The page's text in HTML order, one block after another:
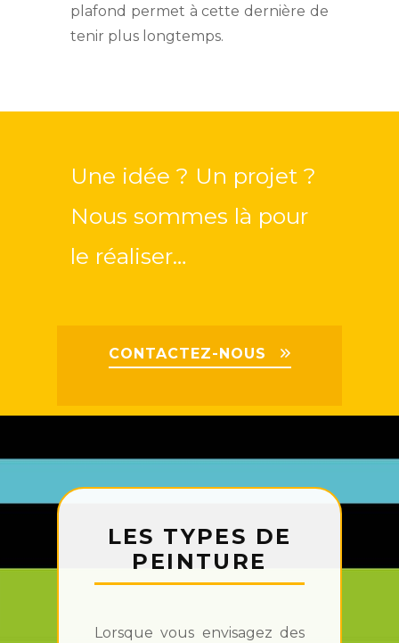
plafond permet à cette dernière de
tenir plus longtemps.
Une idée ? Un projet ?
Nous sommes là pour
le réaliser…
CONTACTEZ-NOUS
LES TYPES DE
PEINTURE
Lorsque vous envisagez des